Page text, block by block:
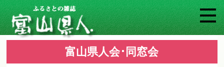
富山県人会･同窓会